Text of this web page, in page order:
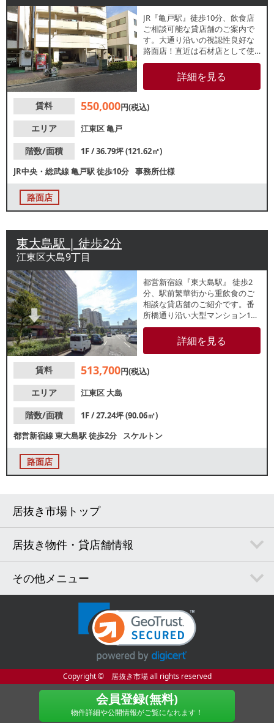
JR『亀戸駅』徒歩10分、飲食店
ご相談可能な貸店舗のご案内で
す。大通り沿いの視認性良好な
路面店！直近は石材店として使
用されていました。周辺は事務
所や住居が多く、飲食需要が見
込めます。美容室をはじめとす
の開業にもおすすめです。諸条
詳細を見る
賃料 550,000円(税込)
エリア
江東区亀戸
階数/面積
1F / 36.79坪 (121.62㎡)
JR中央・総武線亀戸駅徒歩10分 事務所仕様
路面店
東大島駅 | 徒歩2分
江東区大島9丁目
都営新宿線『東大島駅』 徒歩2
分、駅前繁華街から重飲食のご
相談な貸店舗のご紹介です。番
所橋通り沿い大型マンション1階
店舗で視認性良好！他区画でも
大手チェーンが多数出店中で
す。大型集合住宅エリアのなか
常的な集客が見込めます。
詳細を見る
賃料 513,700円(税込)
エリア
江東区 大島
階数/面積
1F / 27.24坪 (90.06㎡)
都営新宿線東大島駅徒歩2分 スケルトン
路面店
居抜き市場トップ
居抜き物件・貸店舗情報
その他メニュー
Copyright © 居抜き市場 all rights reserved
会員登録(無料)
物件詳細や公開情報がご覧になれます！